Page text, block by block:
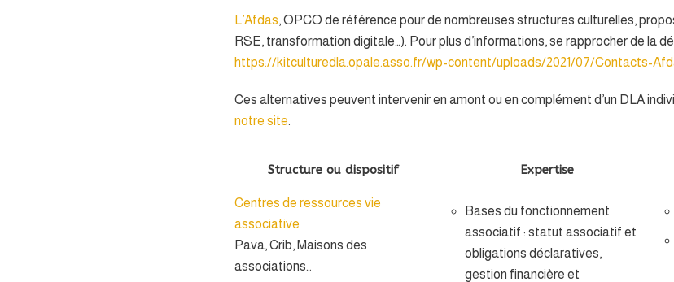
L’Afdas, OPCO de référence pour de nombreuses structures culturelles,
RSE, transformation digitale…). Pour plus d’informations, se rapprocher de la
https://kitculturedla.opale.asso.fr/wp-content/uploads/2021/07/Contacts-
Ces alternatives peuvent intervenir en amont ou en complément d’un DLA
notre site.
Structure ou dispositif Expertise
Centres de ressources vie
associative
Pava, Crib, Maisons des
associations…
Bases du fonctionnement
associatif : statut associatif et
obligations déclaratives,
gestion financière et